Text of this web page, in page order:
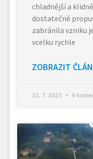
chladnější a
dostatečně
zabránila vzniku
vcelku rychle
ZOBRAZIT
22. 7. 2025 9